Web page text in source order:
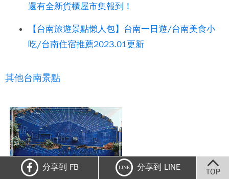
還有全新貨櫃屋市集報到！
【台南旅遊景點懶人包】台南一日遊/台南美食小
吃/台南住宿推薦2023.01更新
其他台南景點
分享到 FB LINE 分享到 LINE TOP